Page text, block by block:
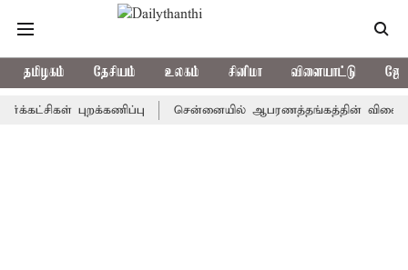
தமிழகம் தேசியம் உலகம் சினிமா விளையாட்டு
புறக்கணிப்பு சென்னையில் ஆபரணத்தங்கத்தின் விலை சவரனுக்கு